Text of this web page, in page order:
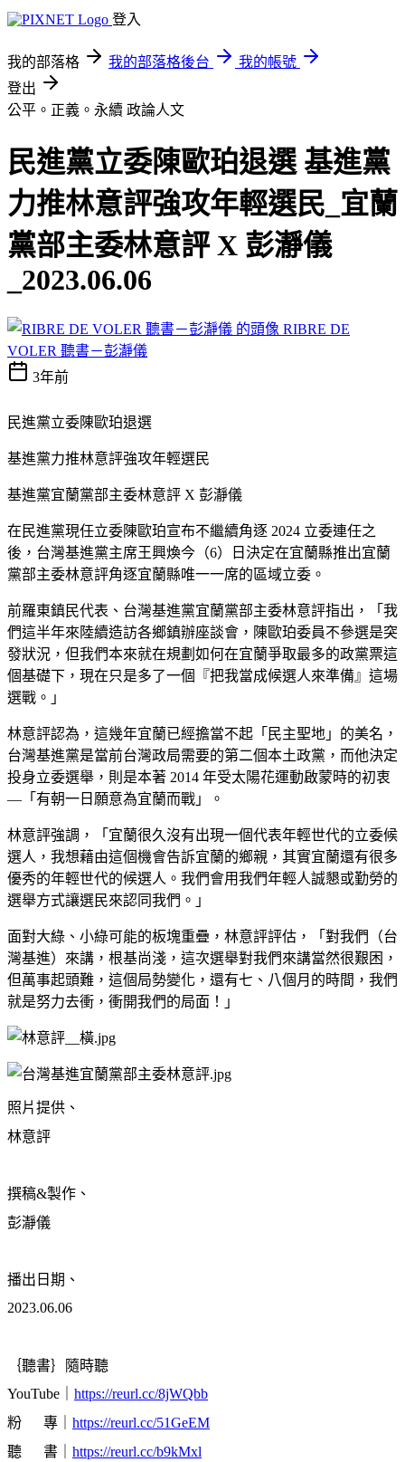
登入
我的部落格 我的部落格後台
我的帳號
登出
公平。正義。永續 政論人文
民進黨立委陳歐珀退選 基進黨
力推林意評強攻年輕選民_宜蘭
黨部主委林意評 X 彭瀞儀
_2023.06.06
RIBRE DE
VOLER 聽書－彭瀞儀
3年前
民進黨立委陳歐珀退選
基進黨力推林意評強攻年輕選民
基進黨宜蘭黨部主委林意評 X 彭瀞儀
在民進黨現任立委陳歐珀宣布不繼續角逐 2024 立委連任之
後，台灣基進黨主席王興煥今（6）日決定在宜蘭縣推出宜蘭
黨部主委林意評角逐宜蘭縣唯一一席的區域立委。
前羅東鎮民代表 、 台灣基進黨宜蘭黨部主委林意評指出，「我
們這半年來陸續造訪各鄉鎮辦座談會，陳歐珀委員不參選是突
發狀況，但我們本來就在規劃如何在宜蘭爭取最多的政黨票這
個基礎下，現在只是多了一個『把我當成候選人來準備』這場
選戰。」
林意評認為，這幾年宜蘭已經擔當不起「民主聖地」的美名，
台灣基進黨是當前台灣政局需要的第二個本土政黨，而他決定
投身立委選舉，則是本著 2014 年受太陽花運動啟蒙時的初衷
—「有朝一日願意為宜蘭而戰」。
林意評強調，「宜蘭很久沒有出現一個代表年輕世代的立委候
選人，我想藉由這個機會告訴宜蘭的鄉親，其實宜蘭還有很多
優秀的年輕世代的候選人。我們會用我們年輕人誠懇或勤勞的
選舉方式讓選民來認同我們。」
面對大綠、小綠可能的板塊重疊，林意評評估，「對我們（台
灣基進）來講，根基尚淺，這次選舉對我們來講當然很艱困，
但萬事起頭難，這個局勢變化，還有七、八個月的時間，我們
就是努力去衝，衝開我們的局面！」
照片提供、
林意評
撰稿&製作、
彭瀞儀
播出日期、
2023.06.06
｛聽書｝隨時聽
YouTube｜ https://reurl.cc/8jWQbb
粉 專｜ https://reurl.cc/51GeEM
聽 書｜ https://reurl.cc/b9kMxl